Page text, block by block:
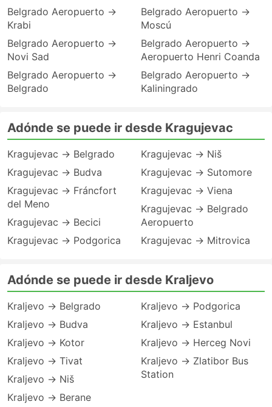
Belgrado Aeropuerto →
Krabi
Belgrado Aeropuerto →
Novi Sad
Belgrado Aeropuerto →
Belgrado
Belgrado Aeropuerto →
Moscú
Belgrado Aeropuerto →
Aeropuerto Henri Coanda
Belgrado Aeropuerto →
Kaliningrado
Adónde se puede ir desde Kragujevac
Kragujevac → Belgrado
Kragujevac → Budva
Kragujevac → Fráncfort
del Meno
Kragujevac → Becici
Kragujevac → Podgorica
Kragujevac → Niš
Kragujevac → Sutomore
Kragujevac → Viena
Kragujevac → Belgrado
Aeropuerto
Kragujevac → Mitrovica
Adónde se puede ir desde Kraljevo
Kraljevo → Belgrado
Kraljevo → Budva
Kraljevo → Kotor
Kraljevo → Tivat
Kraljevo → Niš
Kraljevo → Berane
Kraljevo → Podgorica
Kraljevo → Estanbul
Kraljevo → Herceg Novi
Kraljevo → Zlatibor Bus
Station